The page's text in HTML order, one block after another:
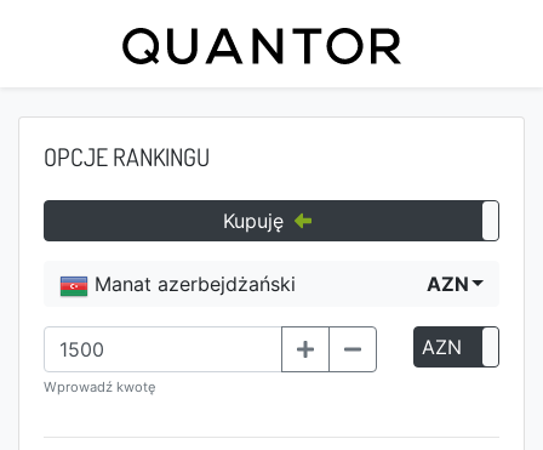
OPCJE RANKINGU
Kupuję
Manat azerbejdżański AZN
Wprowadź kwotę
AZN